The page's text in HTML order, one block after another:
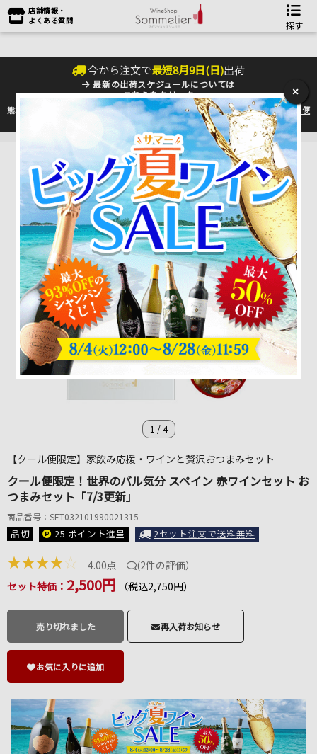
店舗情報・
よくある質問
探す
今から注文で最短8月9日(日)出荷
最新の出荷スケジュールについては
こちらをクリック
熊本地震の影響により九州への配送に遅れが生じております。最新情報は佐川急便
のHP
をご確認下さい。
1 /4
【クール便限定】家飲み応援・ワインと贅沢おつまみセット
クール便限定！世界のバル気分 スペイン 赤ワインセット お
つまみセット「7/3更新」
商品番号：SET032101990021315
品切 25 ポイント進呈 2セット注文で送料無料
★★★★☆ 4.00点 (2件の評価）
セット特価： 2,500円 （税込2,750円）
売り切れました 再入荷お知らせ
お気に入りに追加
×